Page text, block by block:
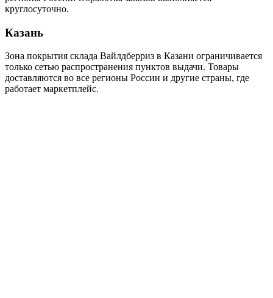
круглосуточно.
Казань
Зона покрытия склада Вайлдберриз в Казани ограничивается
только сетью распространения пунктов выдачи. Товары
доставляются во все регионы России и другие страны, где
работает маркетплейс.